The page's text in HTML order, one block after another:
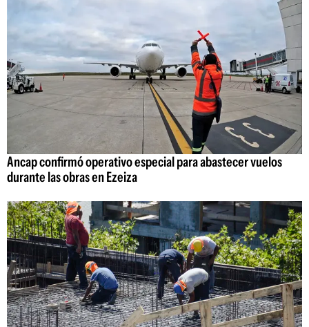
Ancap confirmó operativo especial para abastecer vuelos
durante las obras en Ezeiza